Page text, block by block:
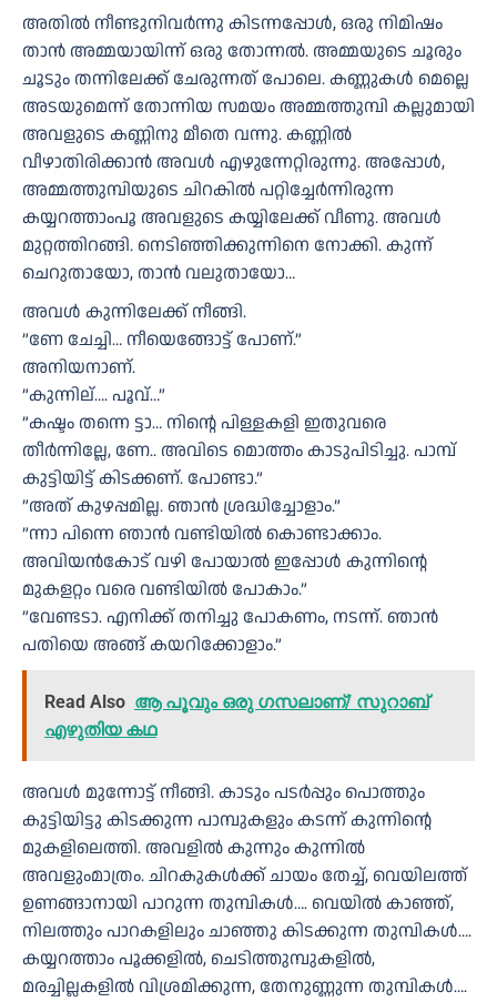
അതിൽ നീണ്ടുനിവർന്നു കിടന്നപ്പോൾ, ഒരു നിമിഷം
താൻ അമ്മയായിന്ന് ഒരു തോന്നൽ. അമ്മയുടെ ചൂരും
ചൂടും തന്നിലേക്ക് ചേരുന്നത് പോലെ. കണ്ണുകൾ മെല്ലെ
അടയുമെന്ന് തോന്നിയ സമയം അമ്മത്തുമ്പി കല്ലുമായി
അവളുടെ കണ്ണിനു മീതെ വന്നു. കണ്ണിൽ
വീഴാതിരിക്കാൻ അവൾ എഴുന്നേറ്റിരുന്നു. അപ്പോൾ,
അമ്മത്തുമ്പിയുടെ ചിറകിൽ പറ്റിച്ചേർന്നിരുന്ന
കയ്യറത്താംപൂ അവളുടെ കയ്യിലേക്ക് വീണു. അവൾ
മുറ്റത്തിറങ്ങി. നെടിഞ്ഞിക്കുന്നിനെ നോക്കി. കുന്ന്
ചെറുതായോ, താൻ വലുതായോ…
അവൾ കുന്നിലേക്ക് നീങ്ങി.
”ണേ ചേച്ചി… നീയെങ്ങോട്ട് പോണ്.”
അനിയനാണ്.
”കുന്നില്…. പൂവ്…”
”കഷ്ടം തന്നെ ട്ടാ… നിന്റെ പിള്ളകളി ഇതുവരെ
തീർന്നില്ലേ, ണേ.. അവിടെ മൊത്തം കാടുപിടിച്ചു. പാമ്പ്
കുട്ടിയിട്ട് കിടക്കണ്. പോണ്ടാ.”
”അത് കുഴപ്പമില്ല. ഞാൻ ശ്രദ്ധിച്ചോളാം.”
”ന്നാ പിന്നെ ഞാൻ വണ്ടിയിൽ കൊണ്ടാക്കാം.
അവിയൻകോട് വഴി പോയാൽ ഇപ്പോൾ കുന്നിന്റെ
മുകളറ്റം വരെ വണ്ടിയിൽ പോകാം.”
”വേണ്ടടാ. എനിക്ക് തനിച്ചു പോകണം, നടന്ന്. ഞാൻ
പതിയെ അങ്ങ് കയറിക്കോളാം.”
Read Also ആ പൂവും ഒരു ഗസലാണ്/ സുറാബ്
എഴുതിയ കഥ
അവൾ മുന്നോട്ട് നീങ്ങി. കാടും പടർപ്പും പൊത്തും
കുട്ടിയിട്ടു കിടക്കുന്ന പാമ്പുകളും കടന്ന് കുന്നിന്റെ
മുകളിലെത്തി. അവളിൽ കുന്നും കുന്നിൽ
അവളുംമാത്രം. ചിറകുകൾക്ക് ചായം തേച്ച്, വെയിലത്ത്
ഉണങ്ങാനായി പാറുന്ന തുമ്പികൾ…. വെയിൽ കാഞ്ഞ്,
നിലത്തും പാറകളിലും ചാഞ്ഞു കിടക്കുന്ന തുമ്പികൾ….
കയ്യറത്താം പൂക്കളിൽ, ചെടിത്തുമ്പുകളിൽ,
മരച്ചില്ലകളിൽ വിശ്രമിക്കുന്ന, തേനുണ്ണുന്ന തുമ്പികൾ….